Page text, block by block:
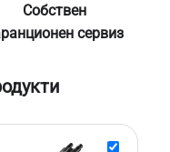
Собствен
сервиз